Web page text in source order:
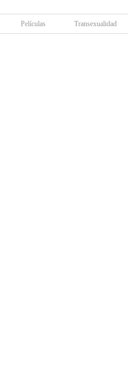
Películas Transexualidad